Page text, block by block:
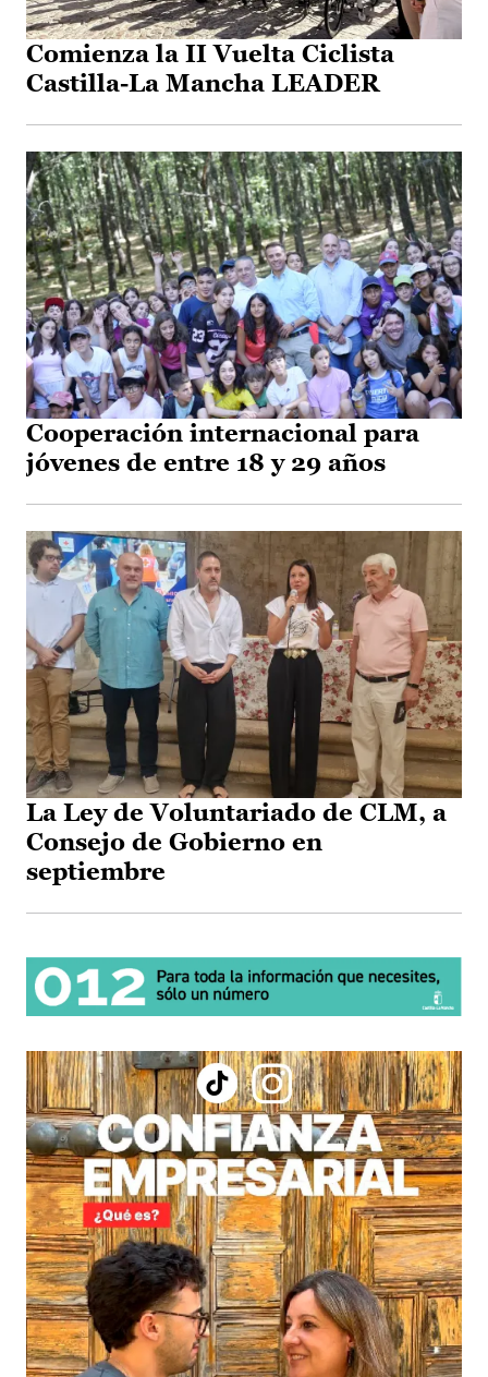
Comienza la II Vuelta Ciclista
Castilla-La Mancha LEADER
Cooperación internacional para
jóvenes de entre 18 y 29 años
La Ley de Voluntariado de CLM, a
Consejo de Gobierno en
septiembre